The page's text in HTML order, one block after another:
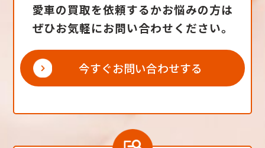
愛車の買取を依頼するかお悩みの方は
ぜひお気軽にお問い合わせください。
今すぐお問い合わせする